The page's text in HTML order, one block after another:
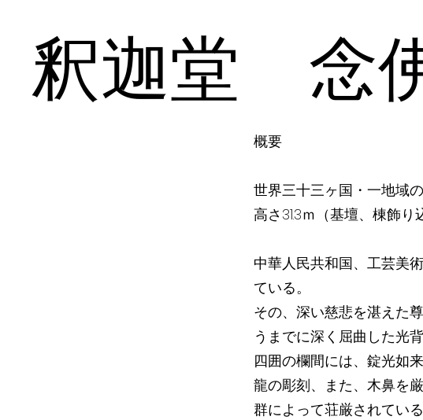
釈迦堂 念
概要
世界三十三ヶ国・一地域
高さ31.3ｍ（基壇、棟飾
中華人民共和国、工芸美
ている。
その、深い慈悲を湛えた
うまでに深く屈曲した光
四囲の欄間には、錠光如
龍の彫刻、また、木鼻を
群によって荘厳されている